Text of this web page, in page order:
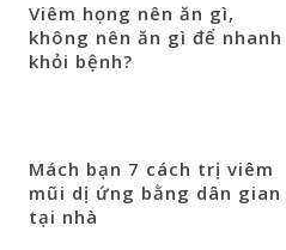
Viêm họng nên ăn gì,
không nên ăn gì để nhanh
khỏi bệnh?
Mách bạn 7 cách trị viêm
mũi dị ứng bằng dân gian
tại nhà